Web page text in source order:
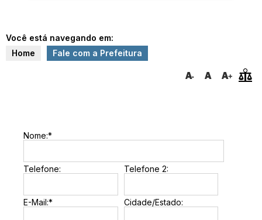
Você está navegando em:
Home
Fale com a Prefeitura
Nome:*
Telefone: Telefone 2:
E-Mail:* Cidade/Estado: